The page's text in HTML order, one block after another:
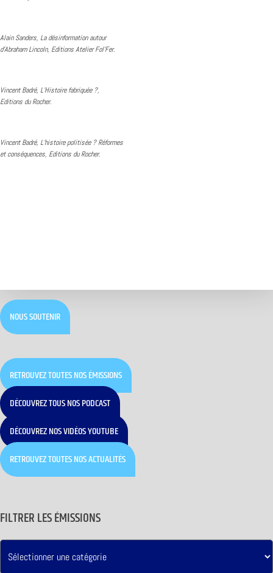
Alain Sanders, La désinformation autour
d’Abraham Lincoln, Editions Atelier Fol’Fer.
Vincent Badré, L’Histoire fabriquée ?,
Editions du Rocher.
Vincent Badré, L’histoire politisée ? Réformes
et conséquences, Editions du Rocher.
NOUS SOUTENIR
RETROUVEZ TOUTES NOS ÉMISSIONS
DÉCOUVREZ TOUS NOS PODCAST
DÉCOUVREZ NOS VIDÉOS YOUTUBE
RETROUVEZ TOUTES NOS ACTUALITÉS
FILTRER LES ÉMISSIONS